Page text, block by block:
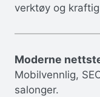
verktøy og
Moderne
Mobilvennlig,
salonger.